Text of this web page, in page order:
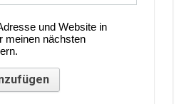
und Website in
meinen nächsten